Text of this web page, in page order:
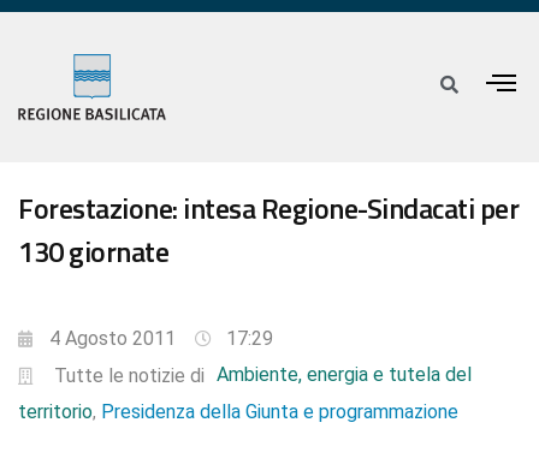
Forestazione: intesa Regione-Sindacati per
130 giornate
4 Agosto 2011
17:29
Tutte le notizie di Ambiente, energia e tutela del
territorio, Presidenza della Giunta e programmazione